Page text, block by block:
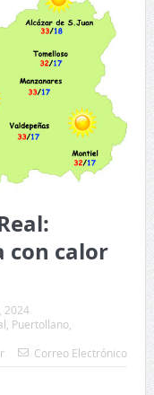
con calor
2024
Puertollano,
Correo Electrónico